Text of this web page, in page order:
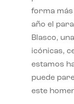
forma más
año el
Blasco,
icónicas,
estamos
puede
este